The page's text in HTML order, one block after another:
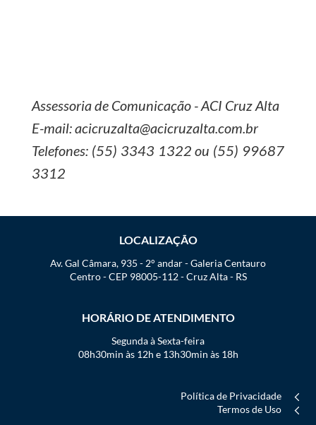
Assessoria de Comunicação - ACI Cruz Alta
E-mail: acicruzalta@acicruzalta.com.br
Telefones: (55) 3343 1322 ou (55) 99687
3312
LOCALIZAÇÃO
Av. Gal Câmara, 935 - 2° andar - Galeria Centauro
Centro - CEP 98005-112 - Cruz Alta - RS
HORÁRIO DE ATENDIMENTO
Segunda à Sexta-feira
08h30min às 12h e 13h30min às 18h
Política de Privacidade
Termos de Uso